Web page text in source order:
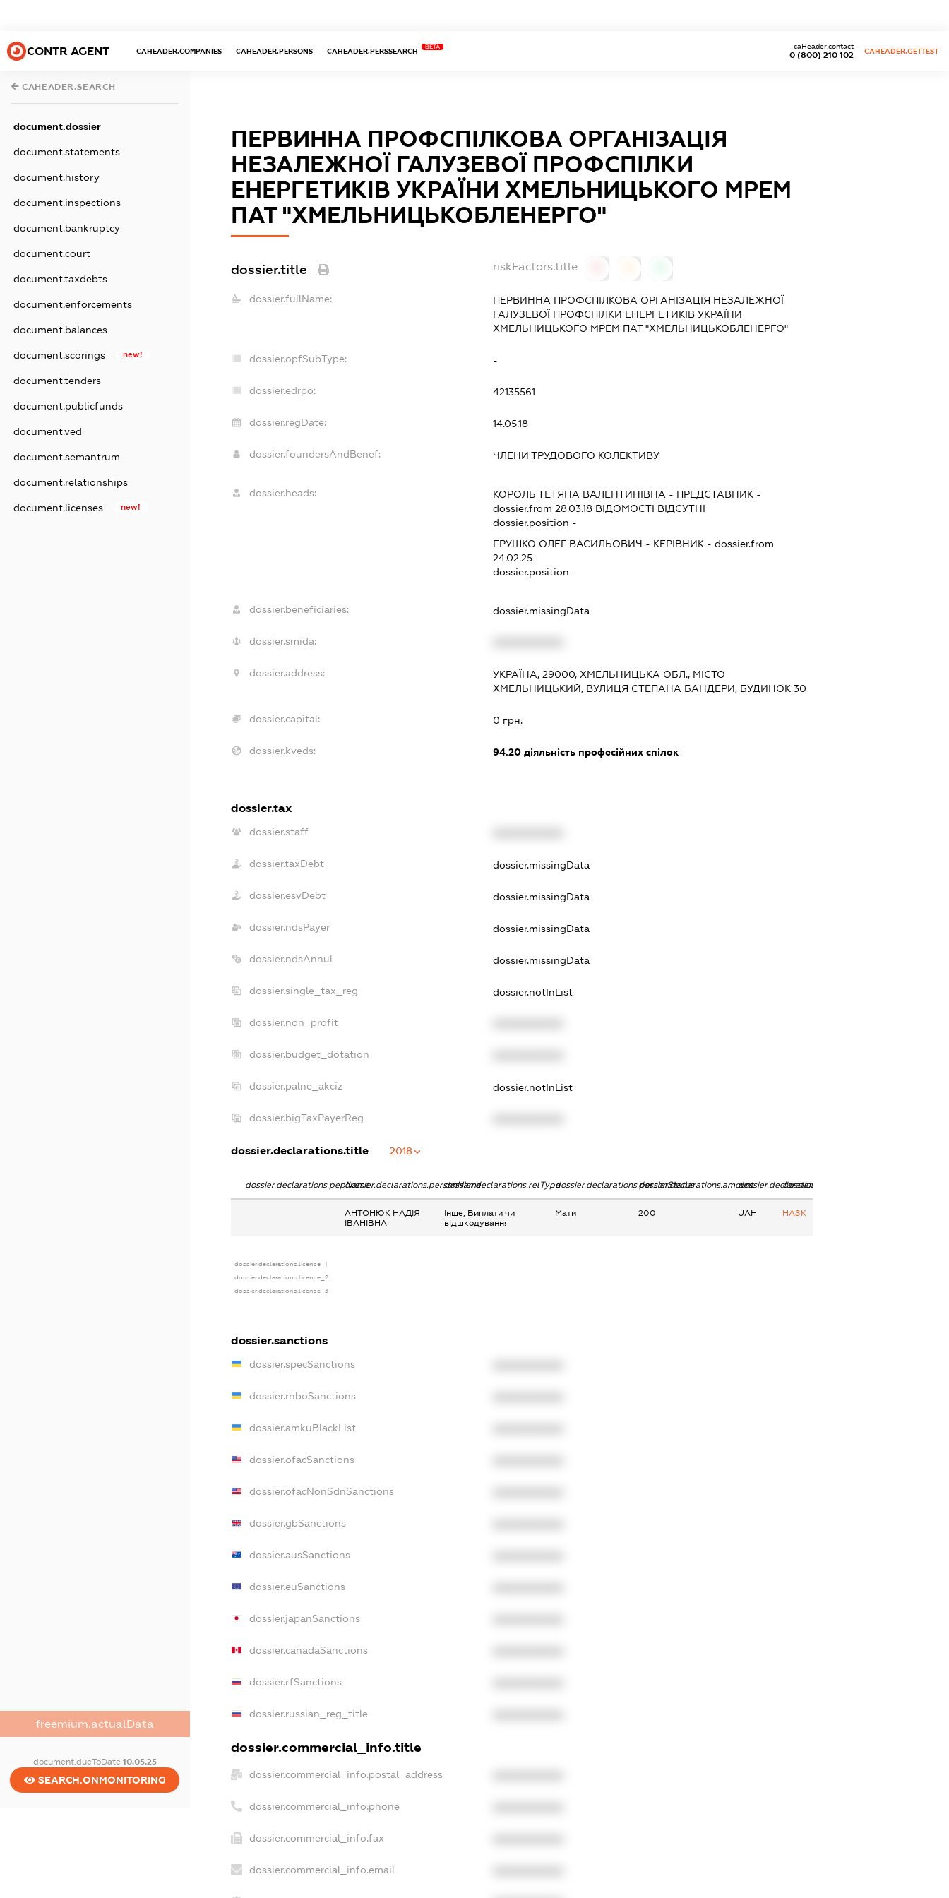
CONTR AGENT CAHEADER.COMPANIES CAHEADER.PERSONS CAHEADER.PERSSEARCH
BETA
0 (800) 210 102
caHeader.contact
CAHEADER.GETTEST
CAHEADER.SEARCH
document.dossier
document.statements
document.history
document.inspections
document.bankruptcy
document.court
document.taxdebts
document.enforcements
document.balances
document.scorings new!
document.tenders
document.publicfunds
document.ved
document.semantrum
document.relationships
document.licenses new!
freemium.actualData
document.dueToDate 10.05.25
SEARCH.ONMONITORING
ПЕРВИННА ПРОФСПІЛКОВА ОРГАНІЗАЦІЯ
НЕЗАЛЕЖНОЇ ГАЛУЗЕВОЇ ПРОФСПІЛКИ
ЕНЕРГЕТИКІВ УКРАЇНИ ХМЕЛЬНИЦЬКОГО МРЕМ
ПАТ "ХМЕЛЬНИЦЬКОБЛЕНЕРГО"
dossier.title riskFactors.title
dossier.fullName:
ПЕРВИННА ПРОФСПІЛКОВА ОРГАНІЗАЦІЯ НЕЗАЛЕЖНОЇ
ГАЛУЗЕВОЇ ПРОФСПІЛКИ ЕНЕРГЕТИКІВ УКРАЇНИ
ХМЕЛЬНИЦЬКОГО МРЕМ ПАТ "ХМЕЛЬНИЦЬКОБЛЕНЕРГО"
dossier.opfSubType: -
dossier.edrpo: 42135561
dossier.regDate: 14.05.18
dossier.foundersAndBenef: ЧЛЕНИ ТРУДОВОГО КОЛЕКТИВУ
dossier.heads: КОРОЛЬ ТЕТЯНА ВАЛЕНТИНІВНА - ПРЕДСТАВНИК -
dossier.from 28.03.18ВІДОМОСТІ ВІДСУТНІ
dossier.position -
ГРУШКО ОЛЕГ ВАСИЛЬОВИЧ - КЕРІВНИК - dossier.from
24.02.25
dossier.position -
dossier.beneficiaries: dossier.missingData
dossier.smida:
dossier.address:
УКРАЇНА, 29000, ХМЕЛЬНИЦЬКА ОБЛ., МІСТО
ХМЕЛЬНИЦЬКИЙ, ВУЛИЦЯ СТЕПАНА БАНДЕРИ, БУДИНОК 30
dossier.capital: 0 грн.
dossier.kveds: 94.20діяльність професійних спілок
dossier.tax
dossier.staff
dossier.taxDebt dossier.missingData
dossier.esvDebt dossier.missingData
dossier.ndsPayer dossier.missingData
dossier.ndsAnnul dossier.missingData
dossier.single_tax_reg dossier.notInList
dossier.non_profit
dossier.budget_dotation
dossier.palne_akciz dossier.notInList
dossier.bigTaxPayerReg
dossier.declarations.title 2018
dossier.declarations.pepNamedossier.declarations.personNamedossier.declarations.relTypedossier.declarations.personStatusdossier.declarations.amountdossier.declarations.currency
dossier.declarations.source
АНТОНЮК НАДІЯ
ІВАНІВНА
Інше, Виплати чи
відшкодування
Мати 200 UAH НАЗК
dossier.declarations.license_1
dossier.declarations.license_2
dossier.declarations.license_3
dossier.sanctions
dossier.specSanctions
dossier.rnboSanctions
dossier.amkuBlackList
dossier.ofacSanctions
dossier.ofacNonSdnSanctions
dossier.gbSanctions
dossier.ausSanctions
dossier.euSanctions
dossier.japanSanctions
dossier.canadaSanctions
dossier.rfSanctions
dossier.russian_reg_title
dossier.commercial_info.title
dossier.commercial_info.postal_address
dossier.commercial_info.phone
dossier.commercial_info.fax
dossier.commercial_info.email